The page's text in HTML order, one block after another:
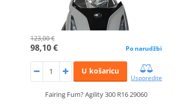
123,00 €
98,10 € Po narudžbi
U košaricu
Usporedite
Fairing Fum? Agility 300 R16 29060